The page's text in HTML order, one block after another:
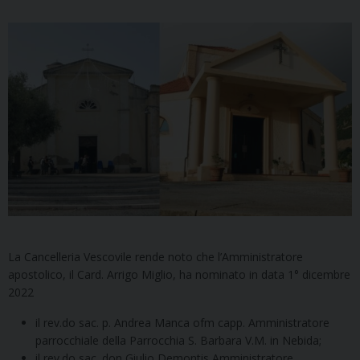
La Cancelleria Vescovile rende noto che l’Amministratore
apostolico, il Card. Arrigo Miglio, ha nominato in data 1° dicembre
2022
il rev.do sac. p. Andrea Manca ofm capp. Amministratore
parrocchiale della Parrocchia S. Barbara V.M. in Nebida;